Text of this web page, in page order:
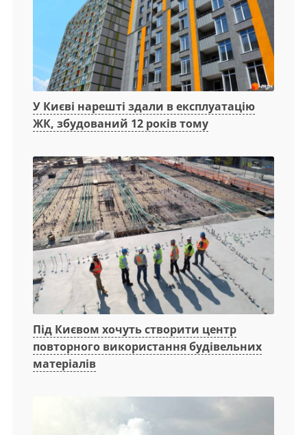
У Києві нарешті здали в експлуатацію
ЖК, збудований 12 років тому
Під Києвом хочуть створити центр
повторного використання будівельних
матеріалів